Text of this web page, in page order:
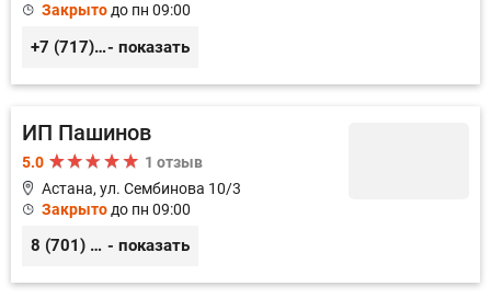
Закрыто до пн 09:00
+7 (717) 254-58-47- показать
ИП Пашинов
5.0
1 отзыв
Астана, ул. Сембинова 10/3
Закрыто до пн 09:00
8 (701) 250 56 31, 8 (701) 250 56 33 - показать